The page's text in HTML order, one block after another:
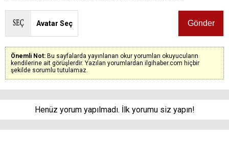
Avatar Seç
Önemli Not: Bu sayfalarda yayınlanan okur yorumları okuyucuların
kendilerine ait görüşlerdir. Yazılan yorumlardan ilgihaber.com hiçbir
şekilde sorumlu tutulamaz.
Henüz yorum yapılmadı. İlk yorumu siz yapın!